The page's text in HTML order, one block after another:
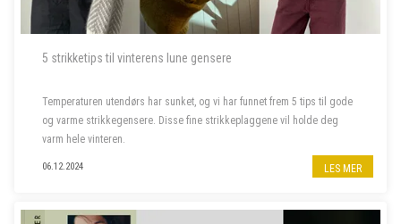
5 strikketips til vinterens lune gensere
Temperaturen utendørs har sunket, og vi har funnet frem 5 tips til gode
og varme strikkegensere. Disse fine strikkeplaggene vil holde deg
varm hele vinteren.
06.12.2024 LES MER